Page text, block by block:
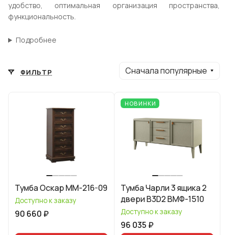
удобство, оптимальная организация пространства,
функциональность.
Подробнее
ФИЛЬТР Сначала популярные
Тумба Оскар ММ-216-09
Доступно к заказу
90 660 ₽
НОВИНКИ
Тумба Чарли 3 ящика 2
двери B3D2 ВМФ-1510
Доступно к заказу
96 035 ₽